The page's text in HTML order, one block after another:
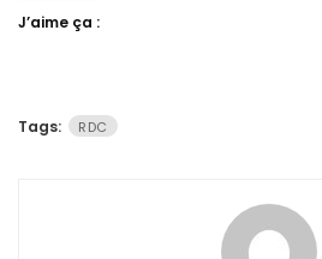
J’aime ça :
Tags: RDC